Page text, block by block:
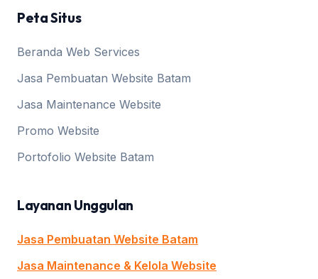
Peta Situs
Beranda Web Services
Jasa Pembuatan Website Batam
Jasa Maintenance Website
Promo Website
Portofolio Website Batam
Layanan Unggulan
Jasa Pembuatan Website Batam
Jasa Maintenance & Kelola Website